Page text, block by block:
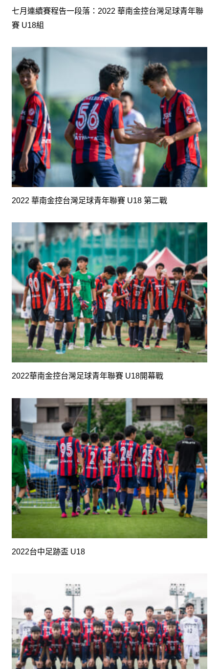
七月連續賽程告一段落：2022 華南金控台灣足球青年聯
賽 U18組
2022 華南金控台灣足球青年聯賽 U18 第二戰
2022華南金控台灣足球青年聯賽 U18開幕戰
2022台中足跡盃 U18